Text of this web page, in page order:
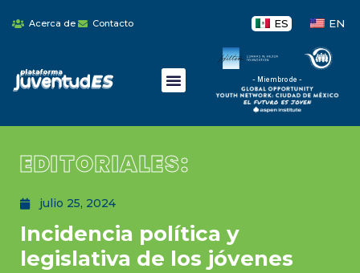
Acerca de Contacto ES EN
- Miembro de -
EDITORIALES:
julio 25, 2024
Incidencia política y
legislativa de los jóvenes